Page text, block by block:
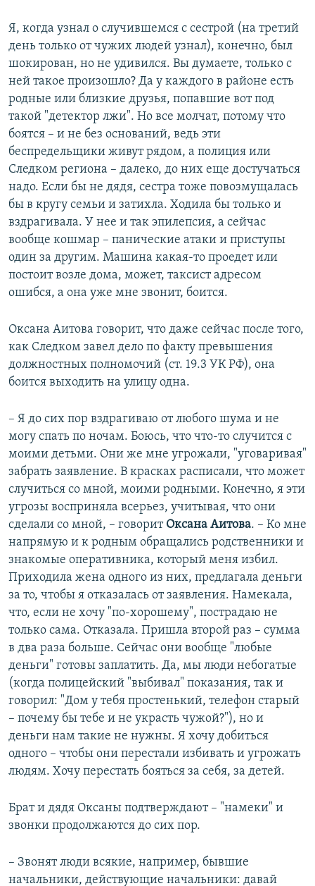
Я, когда узнал о случившемся с сестрой (на третий
день только от чужих людей узнал), конечно, был
шокирован, но не удивился. Вы думаете, только с
ней такое произошло? Да у каждого в районе есть
родные или близкие друзья, попавшие вот под
такой "детектор лжи". Но все молчат, потому что
боятся – и не без оснований, ведь эти
беспредельщики живут рядом, а полиция или
Следком региона – далеко, до них еще достучаться
надо. Если бы не дядя, сестра тоже повозмущалась
бы в кругу семьи и затихла. Ходила бы только и
вздрагивала. У нее и так эпилепсия, а сейчас
вообще кошмар – панические атаки и приступы
один за другим. Машина какая-то проедет или
постоит возле дома, может, таксист адресом
ошибся, а она уже мне звонит, боится.
Оксана Аитова говорит, что даже сейчас после того,
как Следком завел дело по факту превышения
должностных полномочий (ст. 19.3 УК РФ), она
боится выходить на улицу одна.
– Я до сих пор вздрагиваю от любого шума и не
могу спать по ночам. Боюсь, что что-то случится с
моими детьми. Они же мне угрожали, "уговаривая"
забрать заявление. В красках расписали, что может
случиться со мной, моими родными. Конечно, я эти
угрозы восприняла всерьез, учитывая, что они
сделали со мной, – говорит Оксана Аитова. – Ко мне
напрямую и к родным обращались родственники и
знакомые оперативника, который меня избил.
Приходила жена одного из них, предлагала деньги
за то, чтобы я отказалась от заявления. Намекала,
что, если не хочу "по-хорошему", пострадаю не
только сама. Отказала. Пришла второй раз – сумма
в два раза больше. Сейчас они вообще "любые
деньги" готовы заплатить. Да, мы люди небогатые
(когда полицейский "выбивал" показания, так и
говорил: "Дом у тебя простенький, телефон старый
– почему бы тебе и не украсть чужой?"), но и
деньги нам такие не нужны. Я хочу добиться
одного – чтобы они перестали избивать и угрожать
людям. Хочу перестать бояться за себя, за детей.
Брат и дядя Оксаны подтверждают – "намеки" и
звонки продолжаются до сих пор.
– Звонят люди всякие, например, бывшие
начальники, действующие начальники: давай